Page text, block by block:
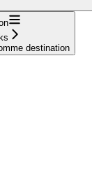
destination